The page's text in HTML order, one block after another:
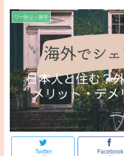
ワーホリ・留学
Twitter Facebook